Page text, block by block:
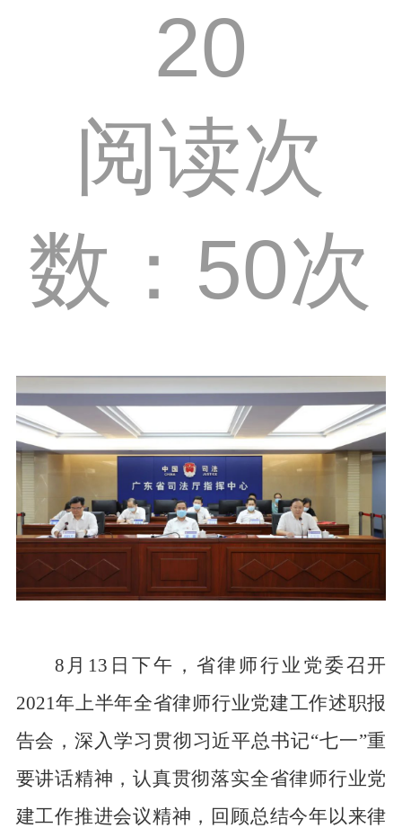
20
阅读次
数：50次
8月13日下午，省律师行业党委召开
2021年上半年全省律师行业党建工作述职报
告会，深入学习贯彻习近平总书记“七一”重
要讲话精神，认真贯彻落实全省律师行业党
建工作推进会议精神，回顾总结今年以来律